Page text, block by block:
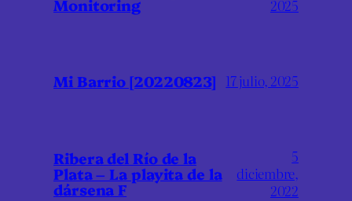
Monitoring
2025
Mi Barrio [20220823] 17 julio, 2025
Ribera del Río de la
Plata – La playita de la
dársena F
5
diciembre,
2022